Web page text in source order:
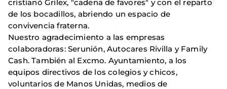
cristianó Grilex, "cadena de favores" y con el reparto
de los bocadillos, abriendo un espacio de
convivencia fraterna.
Nuestro agradecimiento a las empresas
colaboradoras: Serunión, Autocares Rivilla y Family
Cash. También al Excmo. Ayuntamiento, a los
equipos directivos de los colegios y chicos,
voluntarios de Manos Unidas, medios de